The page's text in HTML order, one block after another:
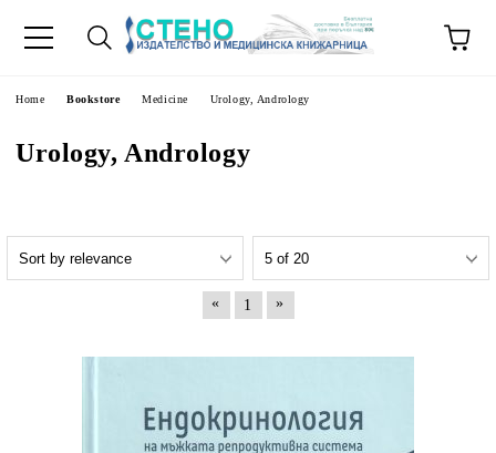
Home Bookstore Medicine Urology, Andrology
Urology, Andrology
« 1 »